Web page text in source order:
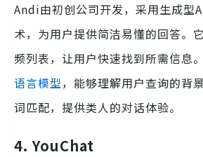
Andi由初创公司开发，采用生成型
术，为用户提供简洁易懂的回答。
频列表，让用户快速找到所需信息
语言模型，能够理解用户查询的背
词匹配，提供类人的对话体验。
4. YouChat